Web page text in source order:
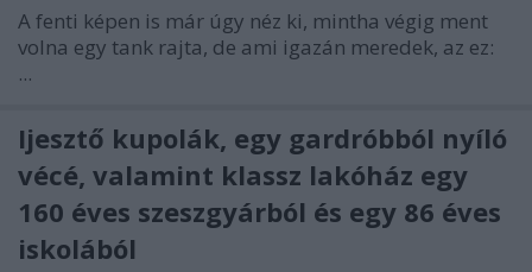
A fenti képen is már úgy néz ki, mintha végig ment
volna egy tank rajta, de ami igazán meredek, az ez:
...
Ijesztő kupolák, egy gardróbból nyíló
vécé, valamint klassz lakóház egy
160 éves szeszgyárból és egy 86 éves
iskolából